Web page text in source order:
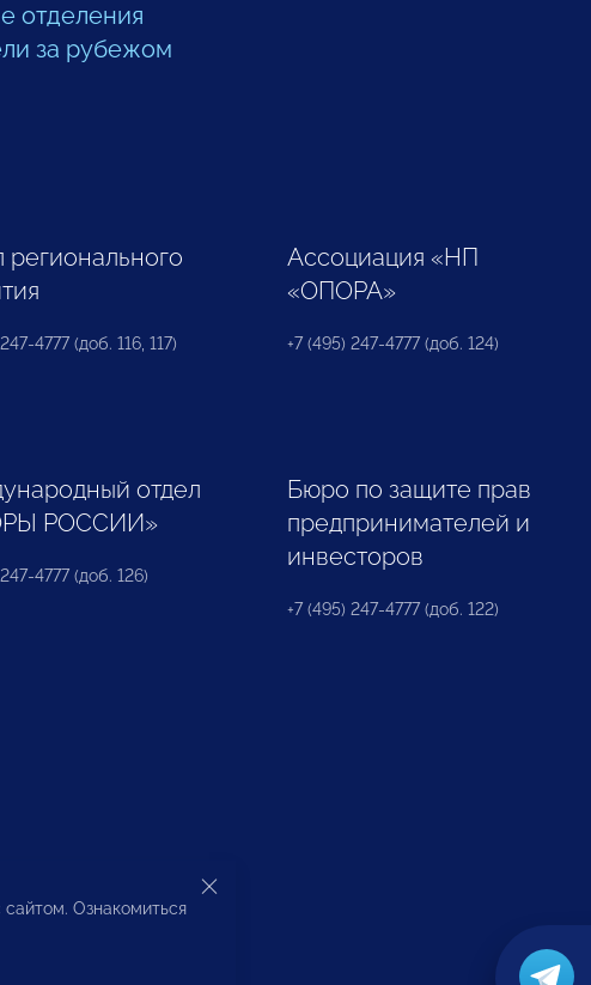
отделения
за рубежом
регионального
4777 (доб. 116, 117)
Ассоциация «НП
«ОПОРА»
+7 (495) 247-4777 (доб. 124)
отдел
РОССИИ»
4777 (доб. 126)
Бюро по защите прав
предпринимателей и
инвесторов
+7 (495) 247-4777 (доб. 122)
Ознакомиться